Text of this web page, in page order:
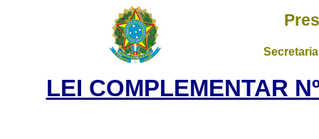
LEI COMPLEMENTAR